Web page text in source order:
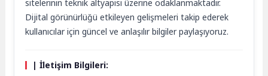
sitelerinin teknik altyapısı üzerine odaklanmaktadır.
Dijital görünürlüğü etkileyen gelişmeleri takip ederek
kullanıcılar için güncel ve anlaşılır bilgiler paylaşıyoruz.
| İletişim Bilgileri: